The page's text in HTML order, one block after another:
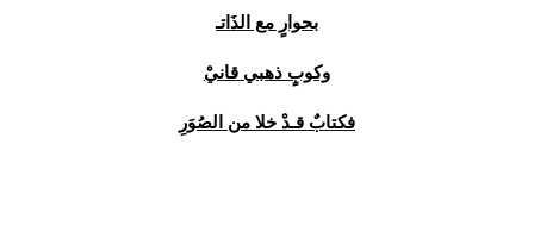
بحوارٍ مع الذَاتـ
وكوبٍ ذهبي قانيْ
فكتابٌ قـدْ خلا من الصُوَرِ